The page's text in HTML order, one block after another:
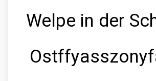
Welpe in der